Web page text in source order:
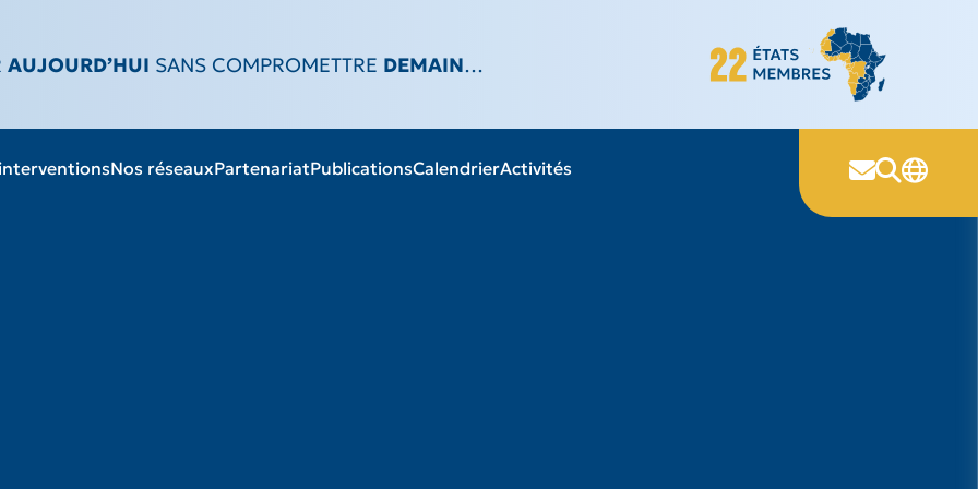
AUJOURD’HUI SANS COMPROMETTRE DEMAIN…
Nos réseauxPartenariatPublicationsCalendrierActivités